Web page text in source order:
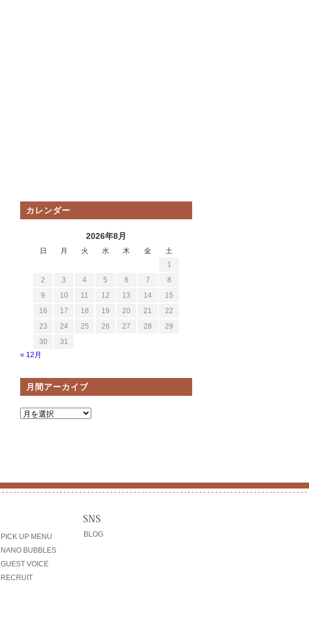
カレンダー
2026年8月
日 月 火 水 木 金
土
1
2
3 4 5 6 7
8
9
10 11 12 13 14
15
16
17 18 19 20 21
22
23
24 25 26 27 28
29
30
31
« 12月
月間アーカイブ
PICK UP MENU
NANO BUBBLES
GUEST VOICE
RECRUIT
BLOG